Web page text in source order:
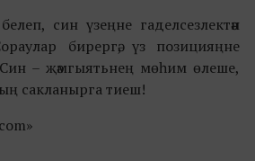
син үзеңне гаделсезлектән
бирергә, үз позицияңне
– җәмгыятьнең мөһим өлеше,
сакланырга тиеш!